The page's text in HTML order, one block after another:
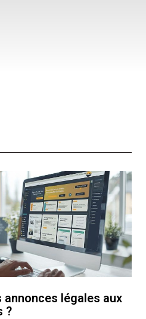
annonces légales aux
?